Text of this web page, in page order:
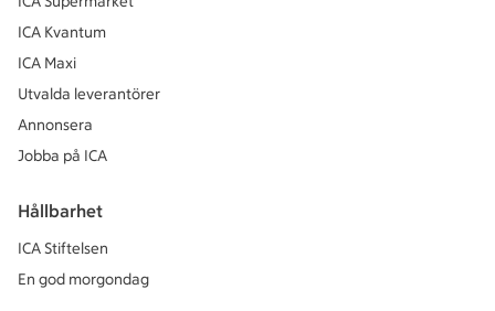
ICA Kvantum
ICA Maxi
Utvalda leverantörer
Annonsera
Jobba på ICA
Hållbarhet
ICA Stiftelsen
En god morgondag